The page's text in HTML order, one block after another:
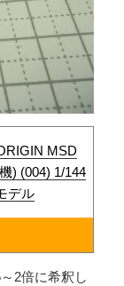
MSD
) (004) 1/144
デル
2倍に希釈し